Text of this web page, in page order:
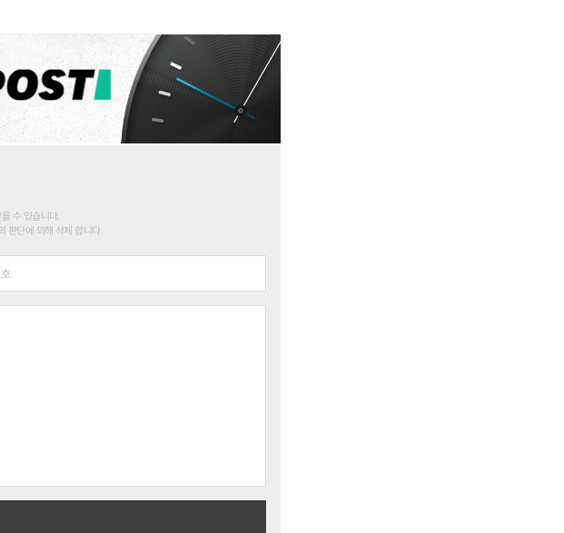
수 있습니다.
판단에 의해 삭제 합니다.